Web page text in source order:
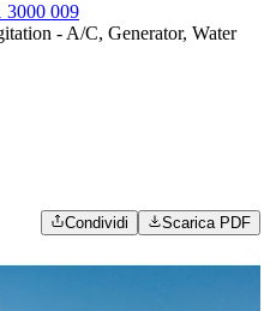
3000 009
- A/C, Generator, Water
Condividi Scarica PDF